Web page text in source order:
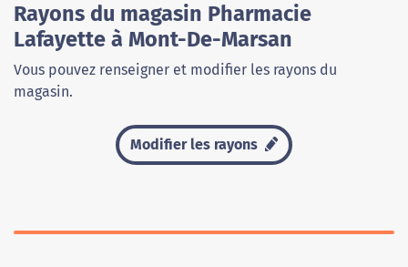
Rayons du magasin Pharmacie
Lafayette à Mont-De-Marsan
Vous pouvez renseigner et modifier les rayons du
magasin.
Modifier les rayons